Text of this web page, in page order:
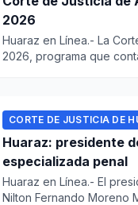
2026
Huaraz en Línea.- La
2026, programa que
CORTE DE JUSTICIA DE
Huaraz: presidente
especializada penal
Huaraz en Línea.- El
Nilton Fernando Moreno